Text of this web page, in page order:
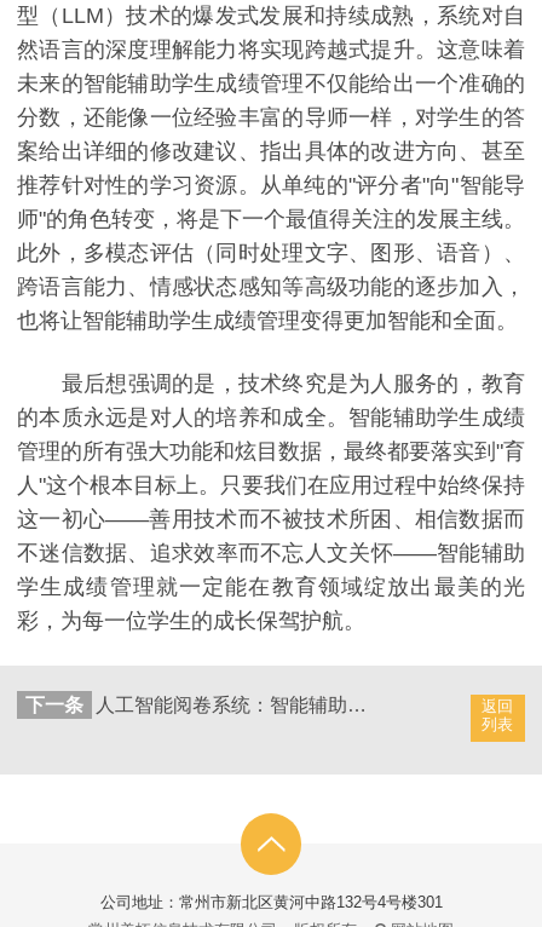
型（LLM）技术的爆发式发展和持续成熟，系统对自
然语言的深度理解能力将实现跨越式提升。这意味着
未来的智能辅助学生成绩管理不仅能给出一个准确的
分数，还能像一位经验丰富的导师一样，对学生的答
案给出详细的修改建议、指出具体的改进方向、甚至
推荐针对性的学习资源。从单纯的"评分者"向"智能导
师"的角色转变，将是下一个最值得关注的发展主线。
此外，多模态评估（同时处理文字、图形、语音）、
跨语言能力、情感状态感知等高级功能的逐步加入，
也将让智能辅助学生成绩管理变得更加智能和全面。
最后想强调的是，技术终究是为人服务的，教育
的本质永远是对人的培养和成全。智能辅助学生成绩
管理的所有强大功能和炫目数据，最终都要落实到"育
人"这个根本目标上。只要我们在应用过程中始终保持
这一初心——善用技术而不被技术所困、相信数据而
不迷信数据、追求效率而不忘人文关怀——智能辅助
学生成绩管理就一定能在教育领域绽放出最美的光
彩，为每一位学生的成长保驾护航。
返回
列表
下一条 人工智能阅卷系统：智能辅助学生成绩记录
公司地址：常州市新北区黄河中路132号4号楼301